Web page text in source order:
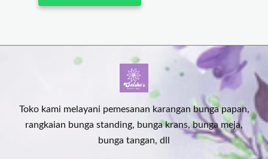
Toko kami melayani pemesanan karangan bunga papan,
rangkaian bunga standing, bunga krans, bunga meja,
bunga tangan, dll